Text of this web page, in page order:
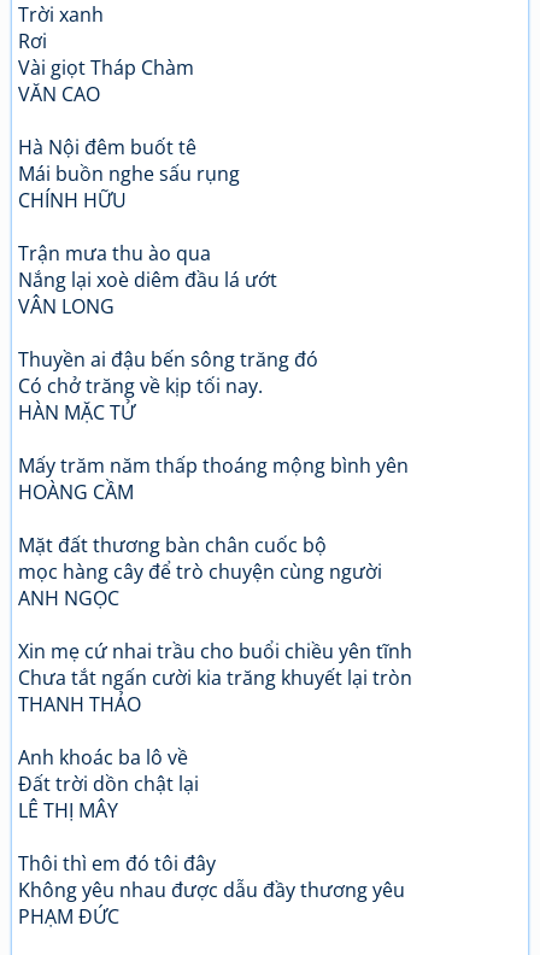
Trời xanh
Rơi
Vài giọt Tháp Chàm
VĂN CAO
Hà Nội đêm buốt tê
Mái buồn nghe sấu rụng
CHÍNH HỮU
Trận mưa thu ào qua
Nắng lại xoè diêm đầu lá ướt
VÂN LONG
Thuyền ai đậu bến sông trăng đó
Có chở trăng về kịp tối nay.
HÀN MẶC TỬ
Mấy trăm năm thấp thoáng mộng bình yên
HOÀNG CẦM
Mặt đất thương bàn chân cuốc bộ
mọc hàng cây để trò chuyện cùng người
ANH NGỌC
Xin mẹ cứ nhai trầu cho buổi chiều yên tĩnh
Chưa tắt ngấn cười kia trăng khuyết lại tròn
THANH THẢO
Anh khoác ba lô về
Đất trời dồn chật lại
LÊ THỊ MÂY
Thôi thì em đó tôi đây
Không yêu nhau được dẫu đầy thương yêu
PHẠM ĐỨC